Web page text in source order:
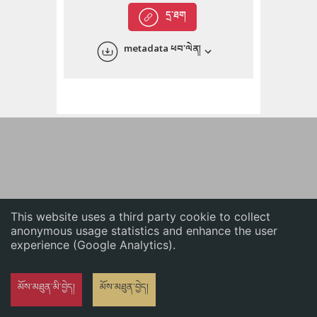
This website uses a third party cookie to collect
anonymous usage statistics and enhance the user
experience (Google Analytics).
མོས་མཐུན་མི་བྱེད། མོས་མཐུན་བྱེད།
English
དྲ་ཐག
metadata ཕབ་ལེན།